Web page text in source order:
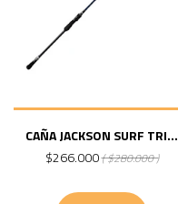
CAÑA JACKSON SURF TRI...
$266.000( $280.000 )